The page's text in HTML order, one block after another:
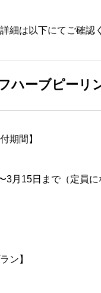
細は以下にてご確認
ハーブピーリ
期間】
3月15日まで（定員に
ン】